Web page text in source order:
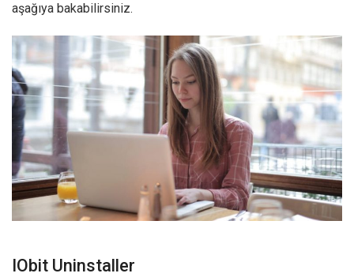
aşağıya bakabilirsiniz.
IObit Uninstaller